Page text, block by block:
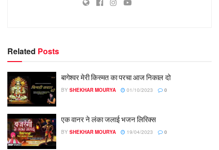
Related Posts
बागेश्वर मेरी किस्मत का परचा आज निकाल दो
BY SHEKHAR MOURYA 01/10/2023 0
एक वानर ने लंका जलाई भजन लिरिक्स
BY SHEKHAR MOURYA 19/04/2023 0